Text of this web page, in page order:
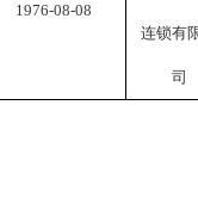
1976-08-08
连锁有
司